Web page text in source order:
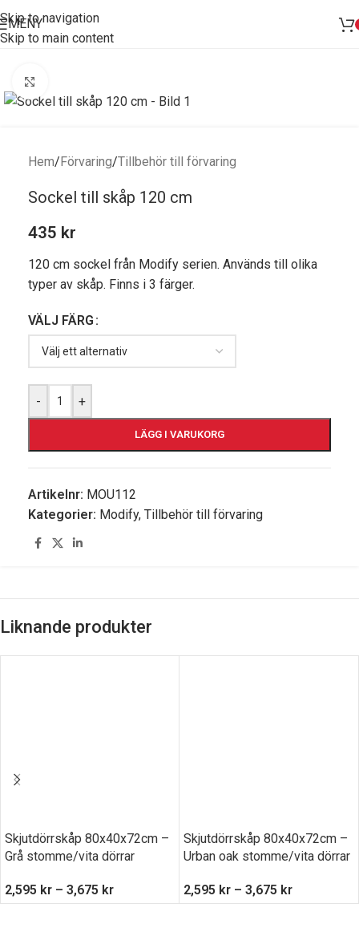
Skip to navigation
Skip to main content
MENY
Hem/Förvaring/Tillbehör till förvaring
Sockel till skåp 120 cm
435 kr
120 cm sockel från Modify serien. Används till olika
typer av skåp. Finns i 3 färger.
VÄLJ FÄRG
- +
LÄGG I VARUKORG
Artikelnr: MOU112
Kategorier: Modify, Tillbehör till förvaring
Liknande produkter
Skjutdörrskåp 80x40x72cm –
Grå stomme/vita dörrar
2,595 kr – 3,675 kr
Skjutdörrskåp 80x40x72cm –
Urban oak stomme/vita dörrar
2,595 kr – 3,675 kr